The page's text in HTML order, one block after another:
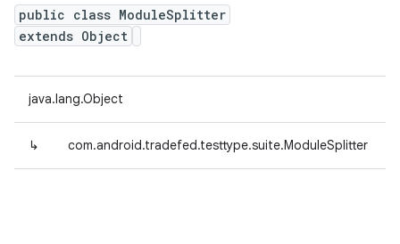
public class ModuleSplitter
extends Object
java.lang.Object
↳ com.android.tradefed.testtype.suite.ModuleSplitter